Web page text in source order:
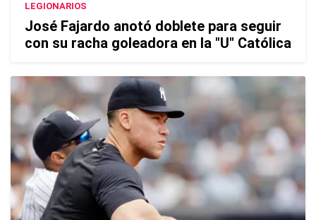
LEGIONARIOS
José Fajardo anotó doblete para seguir
con su racha goleadora en la "U" Católica